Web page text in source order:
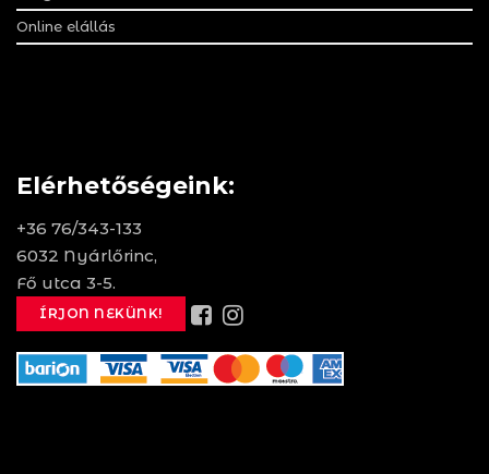
Online elállás
Elérhetőségeink:
+36 76/343-133
6032 Nyárlőrinc,
Fő utca 3-5.
ÍRJON NEKÜNK!